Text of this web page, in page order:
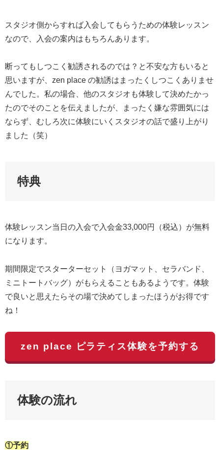
スタジオ側からすれば入会してもらうための体験レッスン
なので、入会の案内はもちろんあります。
断ってもしつこく勧誘されるのでは？と不安な方もいると
思いますが、zen place の勧誘はまったくしつこくありませ
んでした。私の場合、他のスタジオも体験して決めたかっ
たのでそのことを伝えましたが、まったく嫌な雰囲気には
ならず、むしろ次に体験にいくスタジオの話で盛り上がり
ました（笑）
特典
体験レッスン当日の入会で入会金33,000円（税込）が無料
になります。
期間限定でスターターセット（ヨガマット、セラバンド、
ミニトートバッグ）がもらえることもあるようです。体験
で良いと思えたらその場で決めてしまったほうがお得です
ね！
zen place ピラティス体験を予約する
体験の流れ
①予約